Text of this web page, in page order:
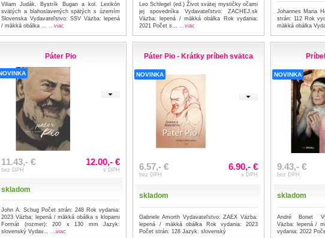
Viliam Judák, Bystrík Bugan a kol. Lexikón
svätých a blahoslavených spätých s územím
Slovenska Vydavateľstvo: SSV Väzba: lepená
/ mäkká obálka ...
...viac
Leo Schlegel (ed.) Život svätej mystičky očami
jej spovedníka Vydavateľstvo: ZACHEJ.sk
Väzba: lepená / mäkká obálka Rok vydania:
2021 Počet s...
...viac
Johannes Maria
strán: 112 Rok
mäkká obálka
Páter Pio
11.43,- €
bez DPH
12.00,- €
s DPH
skladom
John A. Schug Počet strán: 248 Rok vydania:
2023 Väzba: lepená / mäkká obálka s klopami
Formát (rozmer): 200 x 130 mm Jazyk:
slovenský Vydav...
...viac
Páter Pio - Krátky príbeh svätca
NOVINKA
6.57,- €
bez DPH
6.90,- €
s DPH
skladom
Gabriele Amorth Vydavateľstvo: ZAEX Väzba:
lepená / mäkká obálka Rok vydania: 2023
Počet strán: 128 Jazyk: slovenský
NOVINKA
9.43,- €
bez DPH
skladom
André Bonet
Väzba: lepená /
vydania: 2022